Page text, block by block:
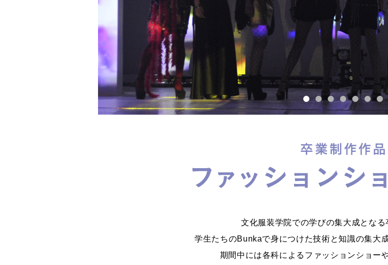
文化服装学院での学びの集大成となる
学生たちのBunkaで身につけた技術と知識の集大
期間中には各科によるファッションショー